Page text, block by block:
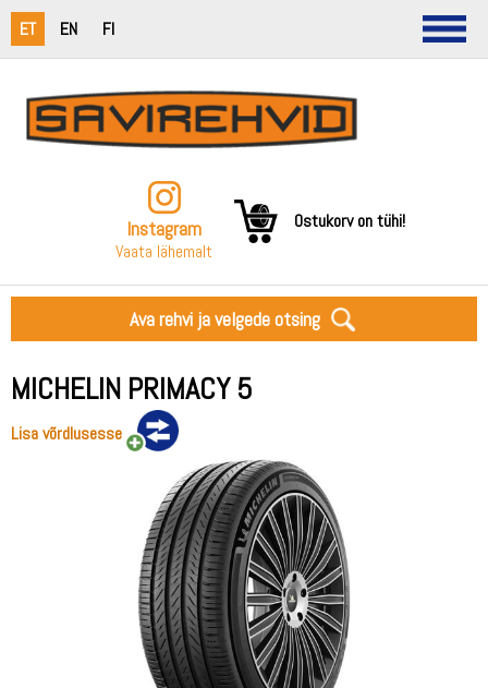
ET EN FI
Instagram
Vaata lähemalt
Ostukorv on tühi!
Ava rehvi ja velgede otsing
MICHELIN PRIMACY 5
Lisa võrdlusesse